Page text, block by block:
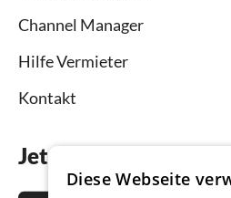
Channel Manager
Hilfe Vermieter
Kontakt
Jetzt die App
Diese Webseite